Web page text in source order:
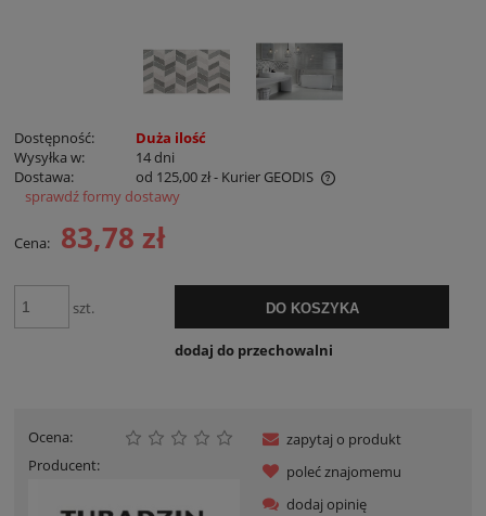
Dostępność:
Duża ilość
Wysyłka w:
14 dni
Dostawa:
od 125,00 zł- Kurier GEODIS
Cena nie zawiera ewentualnych kosztów płatności
sprawdź formy dostawy
Cena: 83,78 zł
szt. DO KOSZYKA
dodaj do przechowalni
Ocena:
Producent:
zapytaj o produkt
poleć znajomemu
dodaj opinię